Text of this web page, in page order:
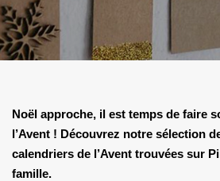
Noël approche, il est temps de faire
l’Avent ! Découvrez notre sélection
calendriers de l’Avent trouvées sur
famille.